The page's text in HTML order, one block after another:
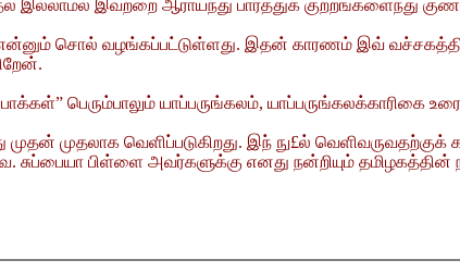
இல்லாமல் இவற்றை ஆராய்ந்து பார்த்துக் குற்றங்களைந்து
சொல் வழங்கப்பட்டுள்ளது. இதன் காரணம் இவ்
பெரும்பாலும் யாப்பருங்கலம், யாப்பருங்கலக்காரிகை
முதலாக வெளிப்படுகிறது. இந் நு£ல்
சுப்பையா பிள்ளை அவர்களுக்கு எனது நன்றியும் தமிழகத்தின்